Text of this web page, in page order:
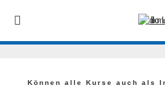
Können alle Kurse auch als